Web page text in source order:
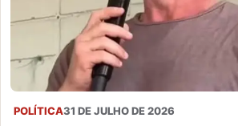
POLÍTICA31 DE JULHO DE 2026